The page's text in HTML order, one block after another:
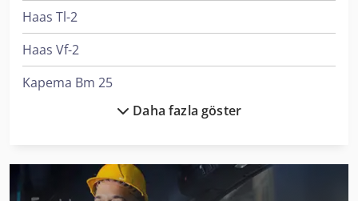
Haas Tl-2
Haas Vf-2
Kapema Bm 25
Daha fazla göster